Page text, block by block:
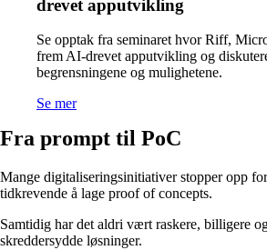
drevet apputvikling
Se opptak fra seminaret hvor Riff,
frem AI-drevet apputvikling og
begrensningene og mulighetene.
Se mer
Fra prompt til PoC
Mange digitaliseringsinitiativer stopper opp
tidkrevende å lage proof of concepts.
Samtidig har det aldri vært raskere, billigere
skreddersydde løsninger.